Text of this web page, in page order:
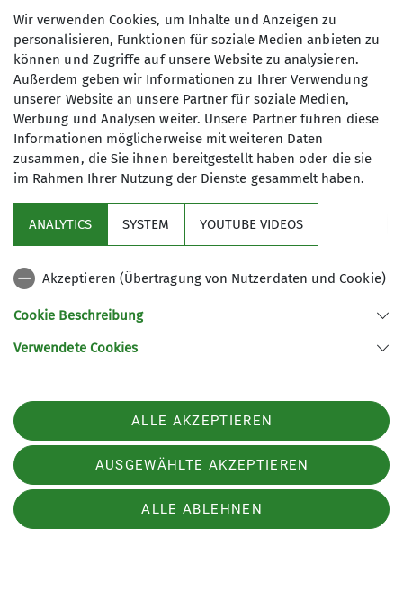
15.06.2024
Bericht JDAV Gruppe
Bericht ....
Wir verwenden Cookies, um Inhalte und Anzeigen zu
personalisieren, Funktionen für soziale Medien anbieten zu
können und Zugriffe auf unsere Website zu analysieren.
Außerdem geben wir Informationen zu Ihrer Verwendung
unserer Website an unsere Partner für soziale Medien,
Werbung und Analysen weiter. Unsere Partner führen diese
Informationen möglicherweise mit weiteren Daten
zusammen, die Sie ihnen bereitgestellt haben oder die sie
im Rahmen Ihrer Nutzung der Dienste gesammelt haben.
ANALYTICS SYSTEM YOUTUBE VIDEOS
Akzeptieren (Übertragung von Nutzerdaten und Cookie)
Cookie Beschreibung
Verwendete Cookies
ALLE AKZEPTIEREN
AUSGEWÄHLTE AKZEPTIEREN
ALLE ABLEHNEN